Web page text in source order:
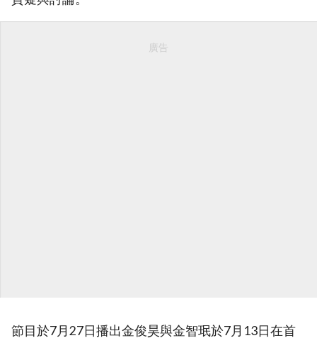
廣告
節目於7月27日播出金俊昊與金智珉於7月13日在首